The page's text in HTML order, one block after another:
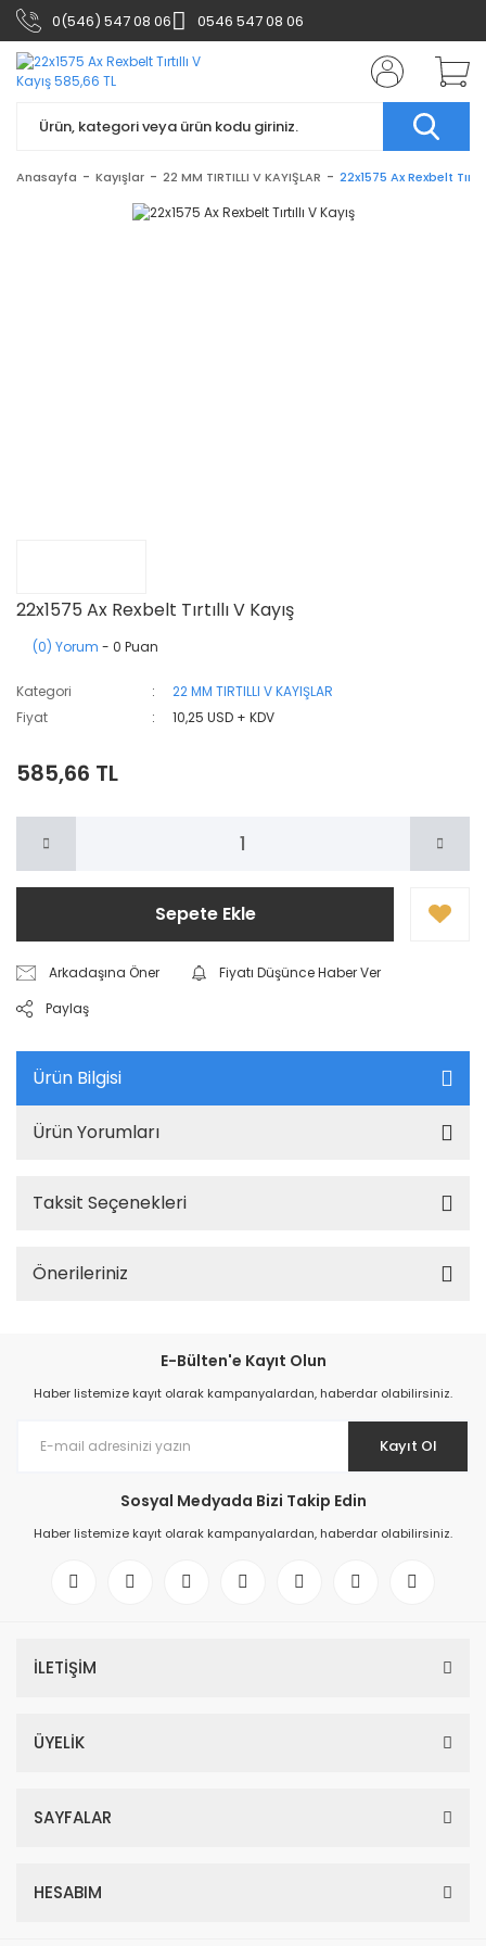
0(546) 547 08 06 0546 547 08 06
Anasayfa Kayışlar 22 MM TIRTILLI V KAYIŞLAR 22x1575 Ax Rexbelt
22x1575 Ax Rexbelt Tırtıllı V Kayış
(0) Yorum - 0 Puan
Kategori
22 MM TIRTILLI V KAYIŞLAR
Fiyat
10,25 USD + KDV
585,66 TL
Sepete Ekle
Arkadaşına Öner
Fiyatı Düşünce Haber Ver
Paylaş
Ürün Bilgisi
Ürün Yorumları
Taksit Seçenekleri
Önerileriniz
E-Bülten'e Kayıt Olun
Haber listemize kayıt olarak kampanyalardan, haberdar olabilirsiniz.
Kayıt Ol
Sosyal Medyada Bizi Takip Edin
Haber listemize kayıt olarak kampanyalardan, haberdar olabilirsiniz.
İLETİŞİM
ÜYELİK
SAYFALAR
HESABIM